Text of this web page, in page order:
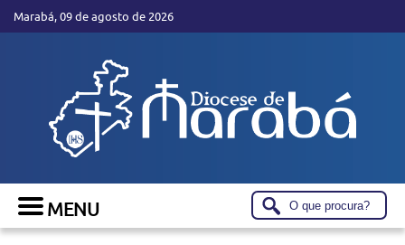
Marabá, 09 de agosto de 2026